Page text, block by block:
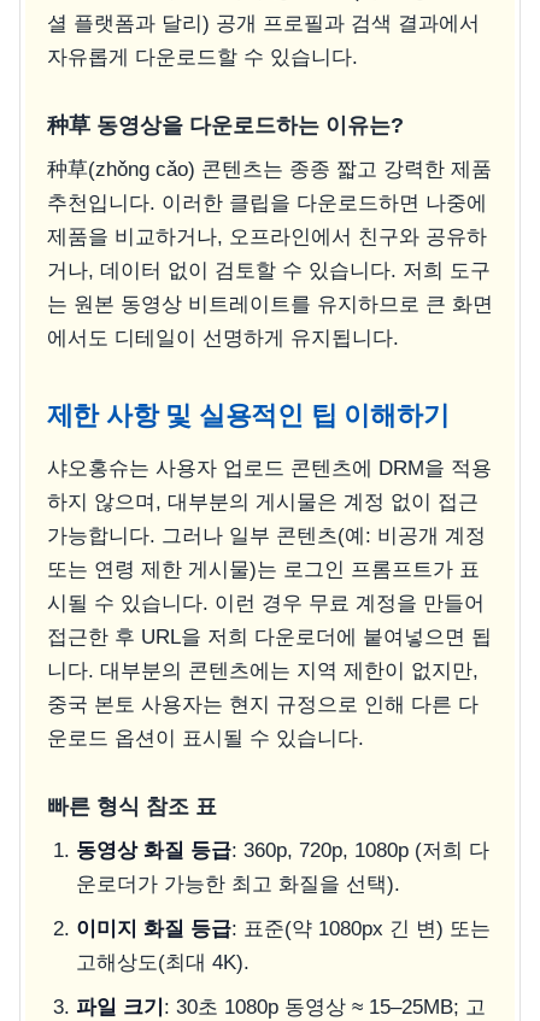
셜 플랫폼과 달리) 공개 프로필과 검색 결과에서
자유롭게 다운로드할 수 있습니다.
种草 동영상을 다운로드하는 이유는?
种草(zhǒng cǎo) 콘텐츠는 종종 짧고 강력한 제품
추천입니다. 이러한 클립을 다운로드하면 나중에
제품을 비교하거나, 오프라인에서 친구와 공유하
거나, 데이터 없이 검토할 수 있습니다. 저희 도구
는 원본 동영상 비트레이트를 유지하므로 큰 화면
에서도 디테일이 선명하게 유지됩니다.
제한 사항 및 실용적인 팁 이해하기
샤오홍슈는 사용자 업로드 콘텐츠에 DRM을 적용
하지 않으며, 대부분의 게시물은 계정 없이 접근
가능합니다. 그러나 일부 콘텐츠(예: 비공개 계정
또는 연령 제한 게시물)는 로그인 프롬프트가 표
시될 수 있습니다. 이런 경우 무료 계정을 만들어
접근한 후 URL을 저희 다운로더에 붙여넣으면 됩
니다. 대부분의 콘텐츠에는 지역 제한이 없지만,
중국 본토 사용자는 현지 규정으로 인해 다른 다
운로드 옵션이 표시될 수 있습니다.
빠른 형식 참조 표
동영상 화질 등급: 360p, 720p, 1080p (저희 다
운로더가 가능한 최고 화질을 선택).
이미지 화질 등급: 표준(약 1080px 긴 변) 또는
고해상도(최대 4K).
파일 크기 : 30초 1080p 동영상 ≈ 15–25MB; 고